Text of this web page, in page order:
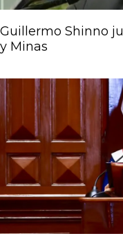
Guillermo Shinno
y Minas